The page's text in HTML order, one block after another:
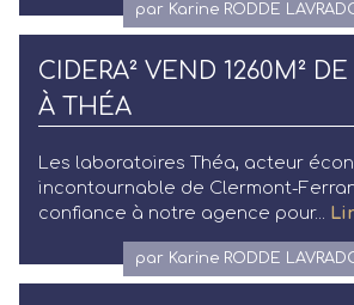
par Karine RODDE
CIDERA² VEND 1260M²
À THÉA
Les laboratoires Théa, acteur
incontournable de Clermont-
confiance à notre agence pour...
par Karine RODDE